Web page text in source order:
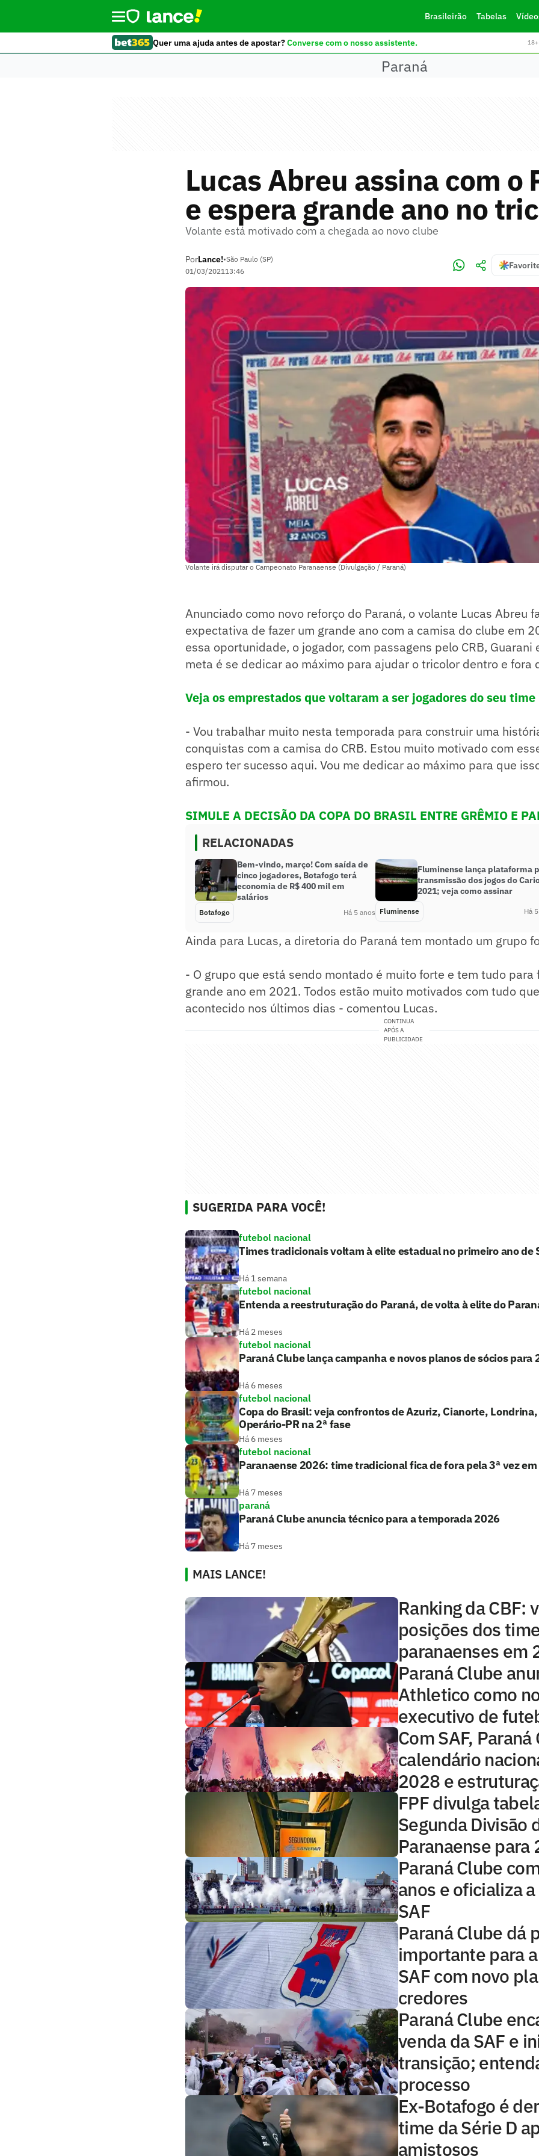
Brasileirão Tabelas
Quer uma ajuda antes de apostar?Converse com o nosso assistente.
Paraná
Lucas Abreu assina com o
e espera grande ano no
Volante está motivado com a chegada ao novo clube
PorLance!•São Paulo (SP)
01/03/202113:46
Volante irá disputar o Campeonato Paranaense (Divulgação / Paraná)
Anunciado como novo reforço do Paraná, o volante Lucas Abreu
expectativa de fazer um grande ano com a camisa do clube em
essa oportunidade, o jogador, com passagens pelo CRB, Guarani
meta é se dedicar ao máximo para ajudar o tricolor dentro e fora
Veja os emprestados que voltaram a ser jogadores do seu
- Vou trabalhar muito nesta temporada para construir uma
conquistas com a camisa do CRB. Estou muito motivado com
espero ter sucesso aqui. Vou me dedicar ao máximo para que
afirmou.
SIMULE A DECISÃO DA COPA DO BRASIL ENTRE GRÊMIO E
RELACIONADAS
Bem-vindo, março! Com saída de
cinco jogadores, Botafogo terá
economia de R$ 400 mil em
salários
Botafogo Há 5 anos
Fluminense lança plataforma
transmissão dos jogos do
2021; veja como assinar
Fluminense Há
Ainda para Lucas, a diretoria do Paraná tem montado um grupo
- O grupo que está sendo montado é muito forte e tem tudo para
grande ano em 2021. Todos estão muito motivados com tudo
acontecido nos últimos dias - comentou Lucas.
CONTINUA
APÓS A
PUBLICIDADE
SUGERIDA PARA VOCÊ!
futebol nacional
Times tradicionais voltam à elite estadual no primeiro ano de
Há 1 semana
futebol nacional
Entenda a reestruturação do Paraná, de volta à elite do
Há 2 meses
futebol nacional
Paraná Clube lança campanha e novos planos de sócios para
Há 6 meses
futebol nacional
Copa do Brasil: veja confrontos de Azuriz, Cianorte,
Operário-PR na 2ª fase
Há 6 meses
futebol nacional
Paranaense 2026: time tradicional fica de fora pela 3ª vez
Há 7 meses
paraná
Paraná Clube anuncia técnico para a temporada 2026
Há 7 meses
MAIS LANCE!
Ranking da CBF:
posições dos
paranaenses em
Paraná Clube
Athletico como
executivo de
Com SAF,
calendário
2028 e
FPF divulga
Segunda Divisão
Paranaense para
Paraná Clube
anos e oficializa
SAF
Paraná Clube dá
importante para
SAF com novo
credores
Paraná Clube
venda da SAF e
transição;
processo
Ex-Botafogo é
time da Série D
amistosos